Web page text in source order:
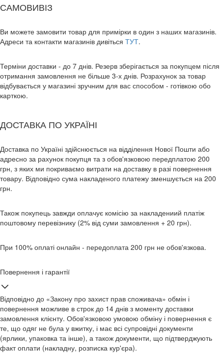
САМОВИВІЗ
Ви можете замовити товар для примірки в один з наших магазинів.
Адреси та контакти магазинів дивіться ТУТ.
Терміни доставки - до 7 днів. Резерв зберігається за покупцем після
отримання замовлення не більше 3-х днів. Розрахунок за товар
відбувається у магазині зручним для вас способом - готівкою обо
карткою.
ДОСТАВКА ПО УКРАЇНІ
Доставка по Україні здійснюється на відділення Нової Пошти або
адресно за рахунок покупця та з обов'язковою передплатою 200
грн, з яких ми покриваємо витрати на доставку в разі повернення
товару. Відповідно сума накладеного платежу зменшується на 200
грн.
Також покупець завжди оплачує комісію за накладениий платіж
поштовому перевізнику (2% від суми замовлення + 20 грн).
При 100% оплаті онлайн - передоплата 200 грн не обов'язкова.
Повернення і гарантії
Відповідно до «Закону про захист прав споживача» обмін і
повернення можливе в строк до 14 днів з моменту доставки
замовлення клієнту. Обов'язковою умовою обміну і повернення є
те, що одяг не була у вжитку, і має всі супровідні документи
(ярлики, упаковка та інше), а також документи, що підтверджують
факт оплати (накладну, розписка кур'єра).